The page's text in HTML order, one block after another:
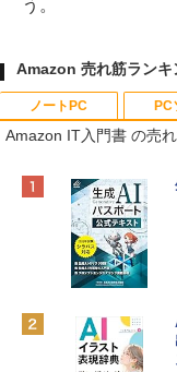
う。
Amazon 売れ筋ランキ
ノートPC PC
Amazon IT入門書 の売